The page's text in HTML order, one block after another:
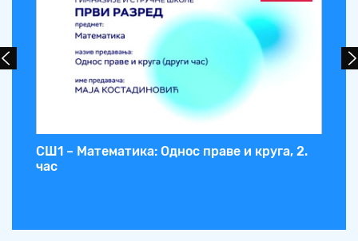
СШ1 – Математика: Однос праве и круга, 2.
час